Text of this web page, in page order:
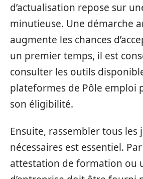
d’actualisation repose sur
minutieuse. Une démarche
augmente les chances
un premier temps, il est
consulter les outils
plateformes de Pôle emploi
son éligibilité.
Ensuite, rassembler tous les
nécessaires est essentiel.
attestation de formation ou